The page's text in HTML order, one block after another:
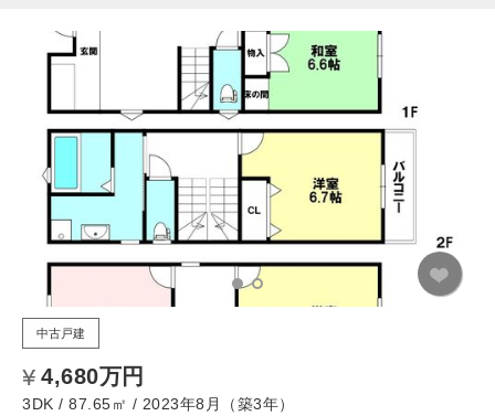
中古戸建
4,680万円
3DK / 87.65㎡ / 2023年8月（築3年）